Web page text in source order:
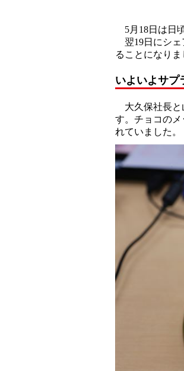
5月18日は日
翌19日にシェ
ることになり
いよいよサプ
大久保社長と
す。チョコの
れていました。